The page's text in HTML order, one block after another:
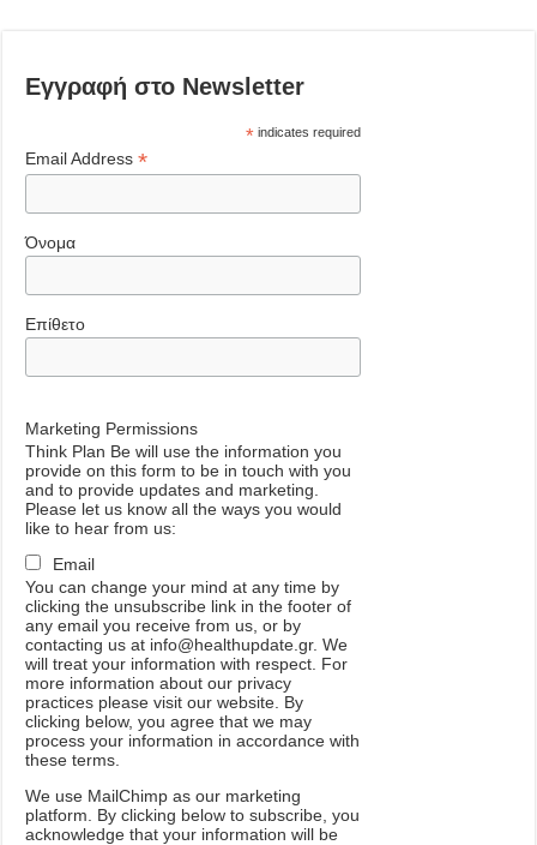
Εγγραφή στο Newsletter
*indicates required
Email Address*
Όνομα
Επίθετο
Marketing Permissions
Think Plan Be will use the information you
provide on this form to be in touch with you
and to provide updates and marketing.
Please let us know all the ways you would
like to hear from us:
Email
You can change your mind at any time by
clicking the unsubscribe link in the footer of
any email you receive from us, or by
contacting us at info@healthupdate.gr. We
will treat your information with respect. For
more information about our privacy
practices please visit our website. By
clicking below, you agree that we may
process your information in accordance with
these terms.
We use MailChimp as our marketing
platform. By clicking below to subscribe,you
acknowledge that your information will be